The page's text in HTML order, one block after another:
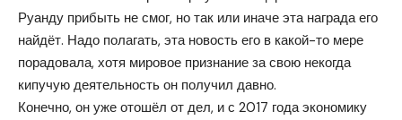
Руанду прибыть не смог, но так или иначе эта награда его
найдёт. Надо полагать, эта новость его в какой-то мере
порадовала, хотя мировое признание за свою некогда
кипучую деятельность он получил давно.
Конечно, он уже отошёл от дел, и с 2017 года экономику